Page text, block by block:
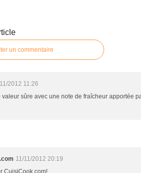
un commentaire
2012 11:26
valeur sûre avec une note de fraîcheur apportée
11/11/2012 20:19
CuisiCook.com!